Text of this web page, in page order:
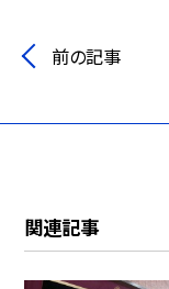
前の記事
関連記事